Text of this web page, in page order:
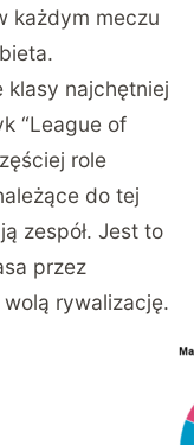
każdym meczu
klasy najchętniej
“League of
role
do tej
zespół. Jest to
przez
rywalizację.